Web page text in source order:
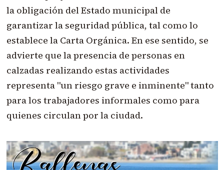
la obligación del Estado municipal de
garantizar la seguridad pública, tal como lo
establece la Carta Orgánica. En ese sentido, se
advierte que la presencia de personas en
calzadas realizando estas actividades
representa "un riesgo grave e inminente" tanto
para los trabajadores informales como para
quienes circulan por la ciudad.